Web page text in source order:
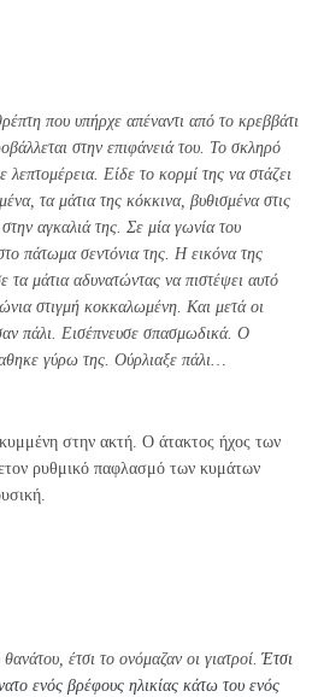
που υπήρχε απέναντι από το κρεββάτι
στην επιφάνειά του. Το σκληρό
Είδε το κορμί της να στάζει
τα μάτια της κόκκινα, βυθισμένα στις
αγκαλιά της. Σε μία γωνία του
πάτωμα σεντόνια της. Η εικόνα της
μάτια αδυνατώντας να πιστέψει αυτό
στιγμή κοκκαλωμένη. Και μετά οι
πάλι. Εισέπνευσε σπασμωδικά. Ο
γύρω της. Ούρλιαξε πάλι…
στην ακτή. Ο άτακτος ήχος των
ρυθμικό παφλασμό των κυμάτων
έτσι το ονόμαζαν οι γιατροί. Έτσι
ενός βρέφους ηλικίας κάτω του ενός